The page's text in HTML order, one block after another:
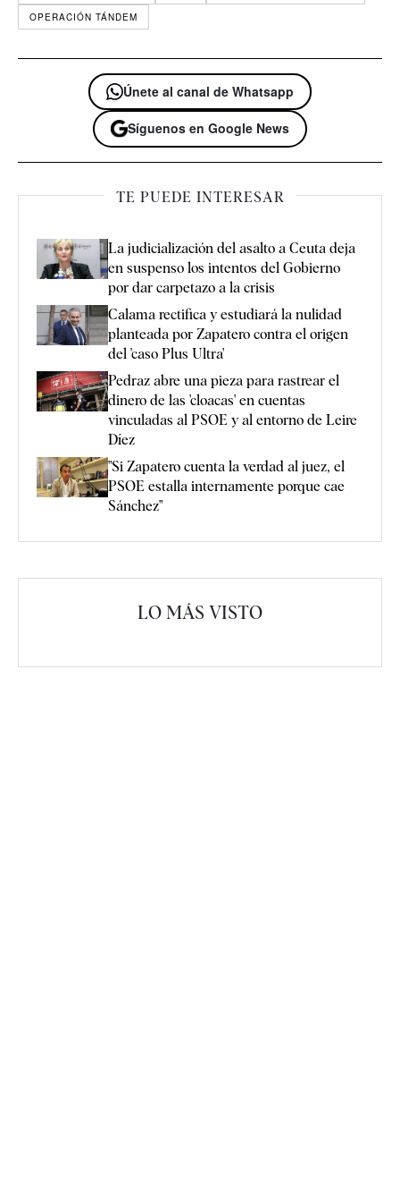
OPERACIÓN TÁNDEM
Únete al canal de Whatsapp
Síguenos en Google News
TE PUEDE INTERESAR
La judicialización del asalto a Ceuta deja
en suspenso los intentos del Gobierno
por dar carpetazo a la crisis
Calama rectifica y estudiará la nulidad
planteada por Zapatero contra el origen
del 'caso Plus Ultra'
Pedraz abre una pieza para rastrear el
dinero de las 'cloacas' en cuentas
vinculadas al PSOE y al entorno de Leire
Díez
"Si Zapatero cuenta la verdad al juez, el
PSOE estalla internamente porque cae
Sánchez"
LO MÁS VISTO